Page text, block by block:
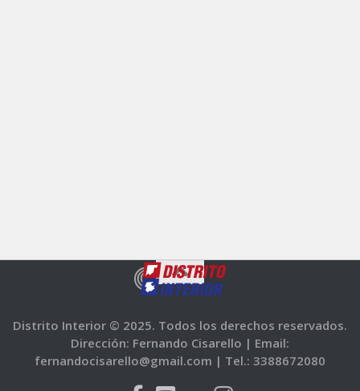
Distrito Interior © 2025. Todos los derechos reservados.
Dirección: Fernando Cisarello | Email:
fernandocisarello@gmail.com | Tel.: 3388672080